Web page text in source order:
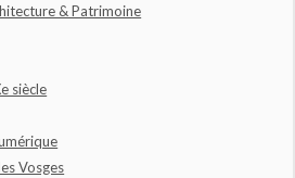
& Patrimoine
siècle
Vosges